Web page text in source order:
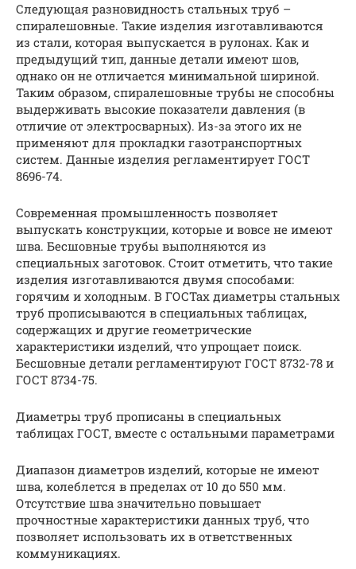
Следующая разновидность стальных труб –
спиралешовные. Такие изделия изготавливаются
из стали, которая выпускается в рулонах. Как и
предыдущий тип, данные детали имеют шов,
однако он не отличается минимальной шириной.
Таким образом, спиралешовные трубы не способны
выдерживать высокие показатели давления (в
отличие от электросварных). Из-за этого их не
применяют для прокладки газотранспортных
систем. Данные изделия регламентирует ГОСТ
8696-74.
Современная промышленность позволяет
выпускать конструкции, которые и вовсе не имеют
шва. Бесшовные трубы выполняются из
специальных заготовок. Стоит отметить, что такие
изделия изготавливаются двумя способами:
горячим и холодным. В ГОСТах диаметры стальных
труб прописываются в специальных таблицах,
содержащих и другие геометрические
характеристики изделий, что упрощает поиск.
Бесшовные детали регламентируют ГОСТ 8732-78 и
ГОСТ 8734-75.
Диаметры труб прописаны в специальных
таблицах ГОСТ, вместе с остальными параметрами
Диапазон диаметров изделий, которые не имеют
шва, колеблется в пределах от 10 до 550 мм.
Отсутствие шва значительно повышает
прочностные характеристики данных труб, что
позволяет использовать их в ответственных
коммуникациях.